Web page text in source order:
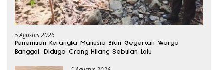
5 Agustus 2026
Penemuan Kerangka Manusia Bikin Gegerkan Warga
Banggai, Diduga Orang Hilang Sebulan Lalu